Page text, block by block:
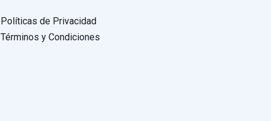
Políticas de Privacidad
Términos y Condiciones